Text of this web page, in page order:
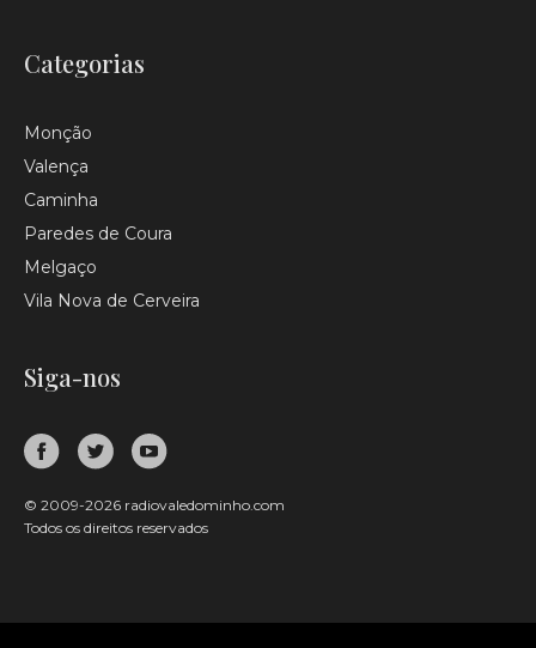
Categorias
Monção
Valença
Caminha
Paredes de Coura
Melgaço
Vila Nova de Cerveira
Siga-nos
© 2009-2026 radiovaledominho.com
Todos os direitos reservados